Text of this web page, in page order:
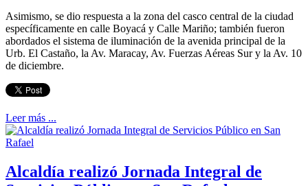
Asimismo, se dio respuesta a la zona del casco central de la ciudad
específicamente en calle Boyacá y Calle Mariño; también fueron
abordados el sistema de iluminación de la avenida principal de la
Urb. El Castaño, la Av. Maracay, Av. Fuerzas Aéreas Sur y la Av. 10
de diciembre.
Leer más ...
Alcaldía realizó Jornada Integral de